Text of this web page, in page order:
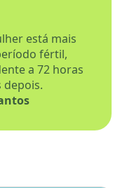
está mais
fértil,
a 72 horas
depois.